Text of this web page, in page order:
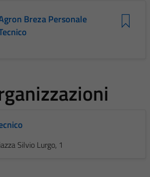
Breza Personale
Silvio Lurgo, 1